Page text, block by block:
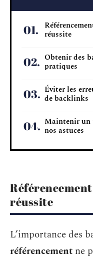
réussite
Obtenir des
pratiques
Éviter les
de backlinks
Maintenir un
nos astuces
réussite
L’importance des
référencement ne